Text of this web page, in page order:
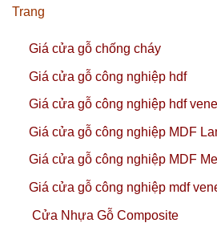
Trang
Giá cửa gỗ chống cháy
Giá cửa gỗ công nghiệp hdf
Giá cửa gỗ công nghiệp hdf
Giá cửa gỗ công nghiệp MDF
Giá cửa gỗ công nghiệp MDF
Giá cửa gỗ công nghiệp mdf
Cửa Nhựa Gỗ Composite